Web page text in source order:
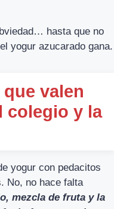
hasta que no
yogur azucarado gana.
valen
colegio y la
yogur con pedacitos
No, no hace falta
mezcla de fruta y la